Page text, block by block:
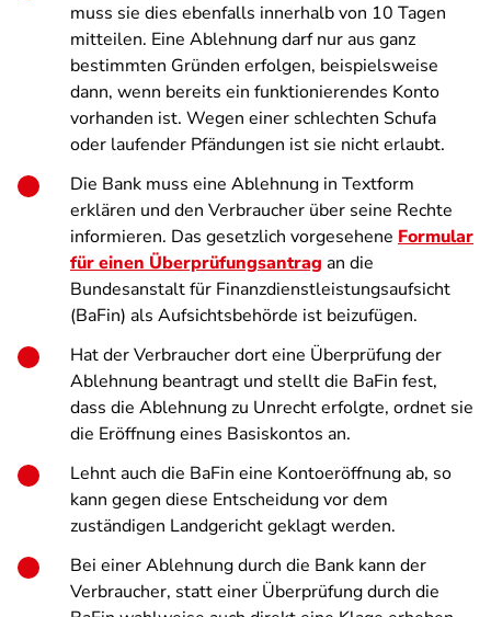
muss sie dies ebenfalls innerhalb von 10 Tagen
mitteilen. Eine Ablehnung darf nur aus ganz
bestimmten Gründen erfolgen, beispielsweise
dann, wenn bereits ein funktionierendes Konto
vorhanden ist. Wegen einer schlechten Schufa
oder laufender Pfändungen ist sie nicht erlaubt.
Die Bank muss eine Ablehnung in Textform
erklären und den Verbraucher über seine Rechte
informieren. Das gesetzlich vorgesehene Formular
für einen Überprüfungsantrag an die
Bundesanstalt für Finanzdienstleistungsaufsicht
(BaFin) als Aufsichtsbehörde ist beizufügen.
Hat der Verbraucher dort eine Überprüfung der
Ablehnung beantragt und stellt die BaFin fest,
dass die Ablehnung zu Unrecht erfolgte, ordnet sie
die Eröffnung eines Basiskontos an.
Lehnt auch die BaFin eine Kontoeröffnung ab, so
kann gegen diese Entscheidung vor dem
zuständigen Landgericht geklagt werden.
Bei einer Ablehnung durch die Bank kann der
Verbraucher, statt einer Überprüfung durch die